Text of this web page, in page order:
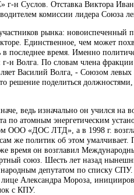
г-н Суслов. Отставка Виктора
комиссии лидера Союза
рынка: новоиспеченный
Единственное, чем может
в последнее время. Именно
н Волга. По словам члена
Василий Волга, - Союзом
поделиться должностями,
ведь изначально он учился на
атомным энергетическим
ООО «ДОС ЛТД», а в 1998 г.
же политик об этом
он возглавил
союз. Шесть лет назад
депутатом по списку
Александра Мороза,
с КПУ.